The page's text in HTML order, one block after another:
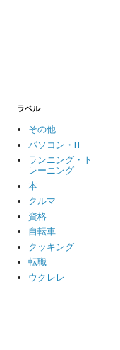
ラベル
その他
パソコン・IT
ランニング・ト
レーニング
本
クルマ
資格
自転車
クッキング
転職
ウクレレ